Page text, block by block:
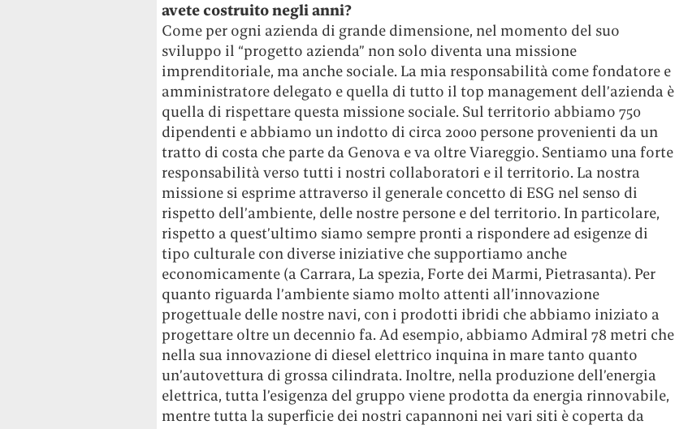
avete costruito negli anni?
Come per ogni azienda di grande dimensione, nel momento del suo
sviluppo il “progetto azienda” non solo diventa una missione
imprenditoriale, ma anche sociale. La mia responsabilità come fondatore e
amministratore delegato e quella di tutto il top management dell’azienda è
quella di rispettare questa missione sociale. Sul territorio abbiamo 750
dipendenti e abbiamo un indotto di circa 2000 persone provenienti da un
tratto di costa che parte da Genova e va oltre Viareggio. Sentiamo una forte
responsabilità verso tutti i nostri collaboratori e il territorio. La nostra
missione si esprime attraverso il generale concetto di ESG nel senso di
rispetto dell’ambiente, delle nostre persone e del territorio. In particolare,
rispetto a quest’ultimo siamo sempre pronti a rispondere ad esigenze di
tipo culturale con diverse iniziative che supportiamo anche
economicamente (a Carrara, La spezia, Forte dei Marmi, Pietrasanta). Per
quanto riguarda l’ambiente siamo molto attenti all’innovazione
progettuale delle nostre navi, con i prodotti ibridi che abbiamo iniziato a
progettare oltre un decennio fa. Ad esempio, abbiamo Admiral 78 metri che
nella sua innovazione di diesel elettrico inquina in mare tanto quanto
un’autovettura di grossa cilindrata. Inoltre, nella produzione dell’energia
elettrica, tutta l’esigenza del gruppo viene prodotta da energia rinnovabile,
mentre tutta la superficie dei nostri capannoni nei vari siti è coperta da